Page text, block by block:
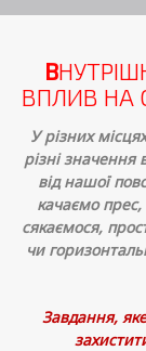
В
ВПЛИВ НА
У різних
різні значення
від нашої
качаємо
сякаємося,
чи
Завдання,